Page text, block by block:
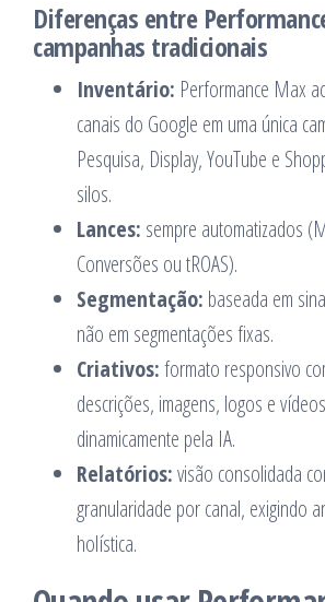
Diferenças entre
campanhas tradicionais
Inventário: Performance Max
canais do Google em uma única
Pesquisa, Display, YouTube e
silos.
Lances: sempre automatizados
Conversões ou tROAS).
Segmentação: baseada em
não em segmentações fixas.
Criativos:formato responsivo
descrições, imagens, logos e
dinamicamente pela IA.
Relatórios:visão consolidada
granularidade por canal, exigindo
holística.